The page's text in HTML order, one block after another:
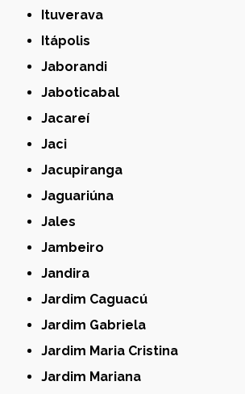
Ituverava
Itápolis
Jaborandi
Jaboticabal
Jacareí
Jaci
Jacupiranga
Jaguariúna
Jales
Jambeiro
Jandira
Jardim Caguacú
Jardim Gabriela
Jardim Maria Cristina
Jardim Mariana